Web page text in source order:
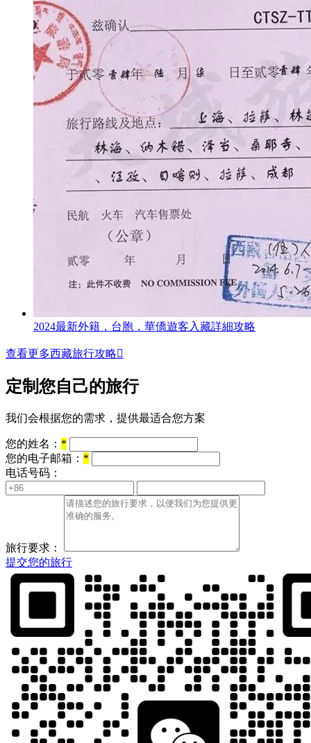
2024最新外籍，台胞，華僑遊客入藏詳細攻略
查看更多西藏旅行攻略
定制您自己的旅行
我们会根据您的需求，提供最适合您方案
您的姓名： *
您的电子邮箱： *
电话号码：
旅行要求：
提交您的旅行